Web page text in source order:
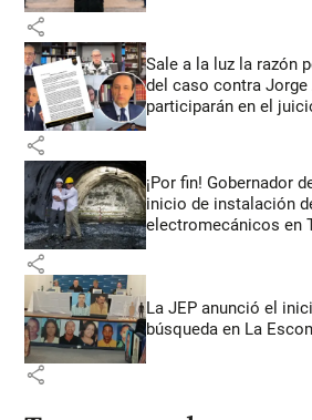
share
Sale a la luz la razón
del caso contra
participarán en el
share
¡Por fin! Gobernador
inicio de instalación
electromecánicos en
share
La JEP anunció el
búsqueda en La
share